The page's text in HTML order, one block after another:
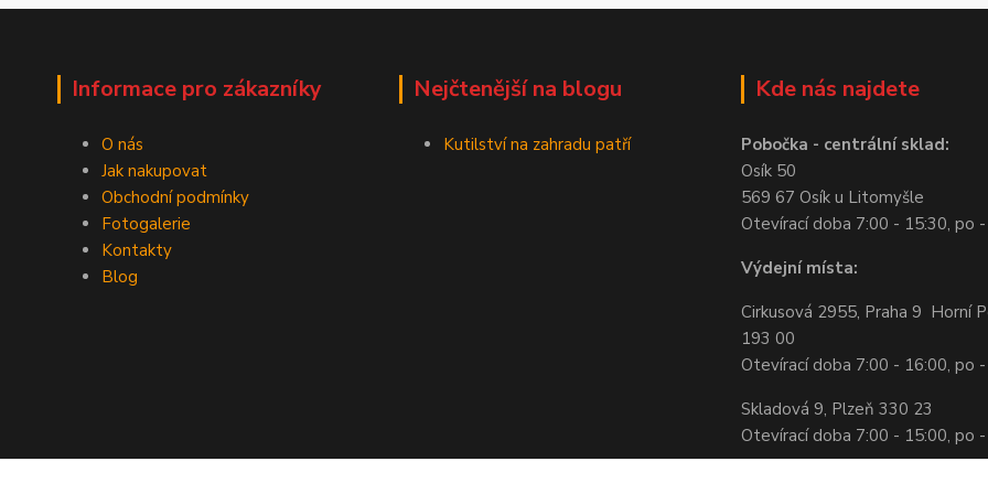
Informace pro zákazníky
O nás
Jak nakupovat
Obchodní podmínky
Fotogalerie
Kontakty
Blog
Nejčtenější na blogu
Kutilství na zahradu patří
Kde nás najdete
Pobočka - centrální sklad:
Osík 50
569 67 Osík u Litomyšle
Otevírací doba 7:00 - 15:30, po
Výdejní místa:
Cirkusová 2955, Praha 9 Horní
193 00
Otevírací doba 7:00 - 16:00, po
Skladová 9, Plzeň 330 23
Otevírací doba 7:00 - 15:00, po